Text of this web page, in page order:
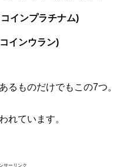
インプラチナム)
インウラン)
るものだけでもこの7つ。
れています。
サーリンク